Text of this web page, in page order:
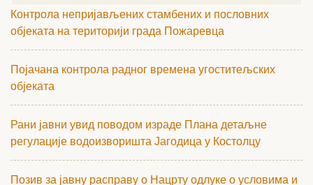
Контрола непријављених стамбених и пословних
објеката на територији града Пожаревца
Појачана контрола радног времена угоститељских
објеката
Рани јавни увид поводом израде Плана детаљне
регулације водоизворишта Јагодица у Костолцу
Позив за јавну расправу о Нацрту одлуке о условима и